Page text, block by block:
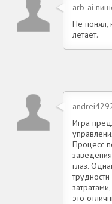
arb-ai
Не понял,
летает.
Игра
Процесс
глаз.
это